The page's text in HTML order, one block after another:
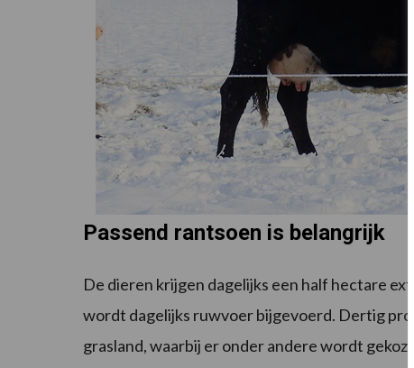
Passend rantsoen is belangrijk
De dieren krijgen dagelijks een half hectare
wordt dagelijks ruwvoer bijgevoerd. Dertig
grasland, waarbij er onder andere wordt